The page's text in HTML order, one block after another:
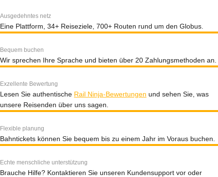
Ausgedehntes netz
Eine Plattform, 34+ Reiseziele, 700+ Routen rund um den Globus.
Bequem buchen
Wir sprechen Ihre Sprache und bieten über 20 Zahlungsmethoden an.
Exzellente Bewertung
Lesen Sie authentische Rail Ninja-Bewertungen und sehen Sie, was
unsere Reisenden über uns sagen.
Flexible planung
Bahntickets können Sie bequem bis zu einem Jahr im Voraus buchen.
Echte menschliche unterstützung
Brauche Hilfe? Kontaktieren Sie unseren Kundensupport vor oder